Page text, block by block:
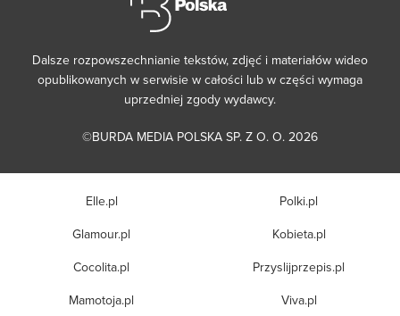
Dalsze rozpowszechnianie tekstów, zdjęć i materiałów wideo
opublikowanych w serwisie w całości lub w części wymaga
uprzedniej zgody wydawcy.
©BURDA MEDIA POLSKA SP. Z O. O. 2026
Elle.pl
Glamour.pl
Cocolita.pl
Mamotoja.pl
Polki.pl
Kobieta.pl
Przyslijprzepis.pl
Viva.pl